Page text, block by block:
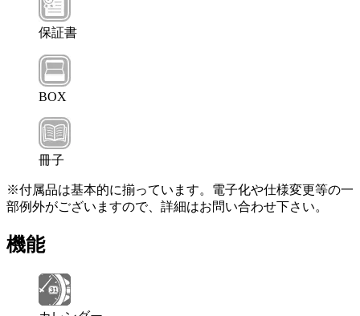
保証書
BOX
冊子
※付属品は基本的に揃っています。電子化や仕様変更等の一
部例外がございますので、詳細はお問い合わせ下さい。
機能